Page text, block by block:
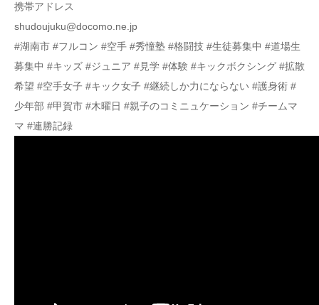
携帯アドレス
shudoujuku@docomo.ne.jp
#湖南市 #フルコン #空手 #秀憧塾 #格闘技 #生徒募集中 #道場生
募集中 #キッズ #ジュニア #見学 #体験 #キックボクシング #拡散
希望 #空手女子 #キック女子 #継続しか力にならない #護身術 #
少年部 #甲賀市 #木曜日 #親子のコミニュケーション #チームマ
マ #連勝記録